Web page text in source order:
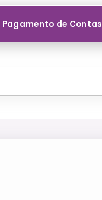
Pagamento de Contas